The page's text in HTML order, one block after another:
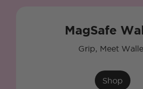
MagSafe
Grip, Meet
Shop